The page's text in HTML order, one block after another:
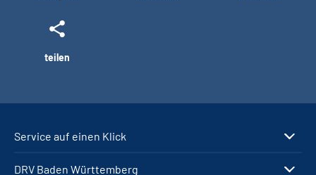
teilen
Service auf einen Klick
DRV Baden Württemberg